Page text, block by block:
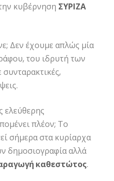
κυβέρνηση ΣΥΡΙΖΑ
Δεν έχουμε απλώς μία
του ιδρυτή των
ελεύθερης
πλέον; Το
σήμερα στα κυρίαρχα
δημοσιογραφία αλλά
καθεστώτος.